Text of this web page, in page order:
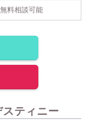
料相談可能
ティニー